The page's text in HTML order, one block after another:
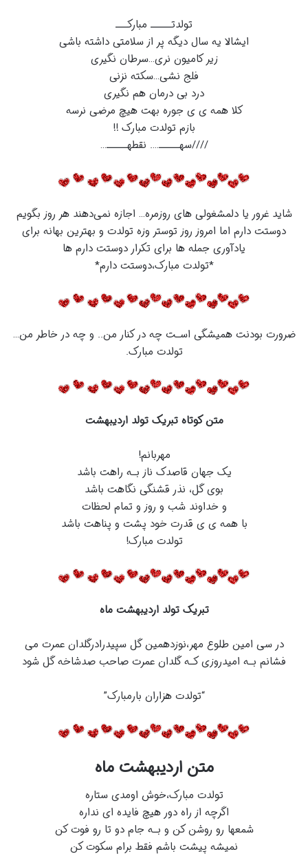
تولدتـــــ مبارکـــ
ایشالا یه سال دیگه پر از سلامتی داشته باشی
زیر کامیون نری…سرطان نگیری
فلج نشی…سکته نزنی
درد بی درمان هم نگیری
کلا همه ی ی جوره بهت هیچ مرضی نرسه
بازم تولدت مبارک !!
////سهـــــ…. نقطهـــــ…
شاید غرور یا دلمشغولی های روزمره… اجازه نمی‌دهند هر روز بگویم
دوستت دارم اما امروز روز توستر وزه تولدت و بهترین بهانه برای
یادآوری جمله ها برای تکرار دوستت دارم ها
*تولدت مبارک،دوستت دارم*
ضرورت بودنت همیشگی اسـت چه در کنار من.. و چه در خاطر من…
تولدت مبارک.
متن کوتاه تبریک تولد اردیبهشت
مهربانم!
یک جهان قاصدک ناز بـه راهت باشد
بوی گل، نذر قشنگی نگاهت باشد
و خداوند شب و روز و تمام لحظات
با همه ی ی قدرت خود پشت و پناهت باشد
تولدت مبارک!
تبریک تولد اردیبهشت ماه
در سی امین طلوع مهر،نوزدهمین گل سپیدرادرگلدان عمرت می
فشانم بـه امیدروزی کـه گلدان عمرت صاحب صدشاخه گل شود
“تولدت هزاران بارمبارک”
متن اردیبهشت ماه
تولدت مبارک،خوش اومدی ستاره
اگرچه از راه دور هیچ فایده ای نداره
شمعها رو روشن کن و بـه جام دو تا رو فوت کن
نمیشه پیشت باشم فقط برام سکوت کن